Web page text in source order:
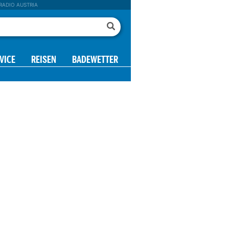
RADIO AUSTRIA
REISEN BADEWETTER